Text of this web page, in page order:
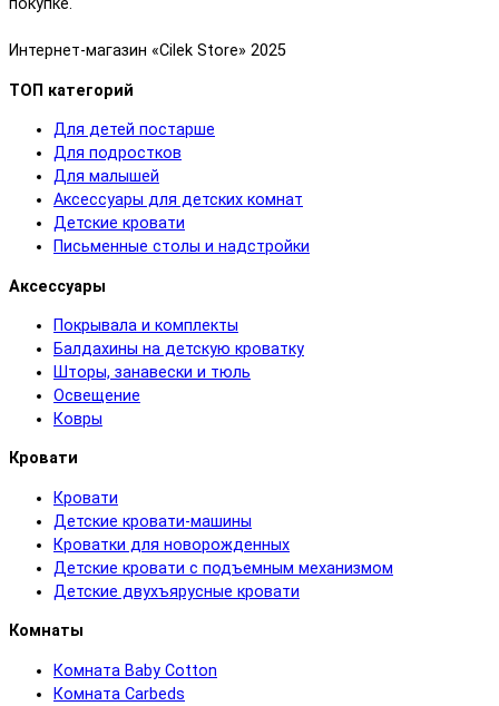
покупке.
Интернет-магазин «Cilek Store» 2025
ТОП категорий
Для детей постарше
Для подростков
Для малышей
Аксессуары для детских комнат
Детские кровати
Письменные столы и надстройки
Аксессуары
Покрывала и комплекты
Балдахины на детскую кроватку
Шторы, занавески и тюль
Освещение
Ковры
Кровати
Кровати
Детские кровати-машины
Кроватки для новорожденных
Детские кровати с подъемным механизмом
Детские двухъярусные кровати
Комнаты
Комната Baby Cotton
Комната Carbeds